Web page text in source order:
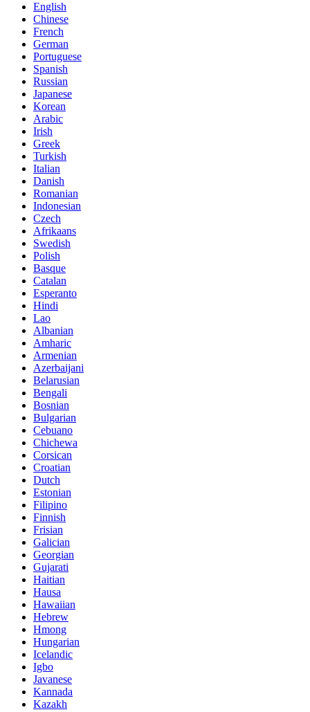
English
Chinese
French
German
Portuguese
Spanish
Russian
Japanese
Korean
Arabic
Irish
Greek
Turkish
Italian
Danish
Romanian
Indonesian
Czech
Afrikaans
Swedish
Polish
Basque
Catalan
Esperanto
Hindi
Lao
Albanian
Amharic
Armenian
Azerbaijani
Belarusian
Bengali
Bosnian
Bulgarian
Cebuano
Chichewa
Corsican
Croatian
Dutch
Estonian
Filipino
Finnish
Frisian
Galician
Georgian
Gujarati
Haitian
Hausa
Hawaiian
Hebrew
Hmong
Hungarian
Icelandic
Igbo
Javanese
Kannada
Kazakh